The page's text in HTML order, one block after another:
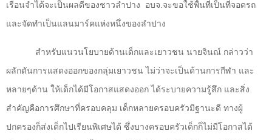
เรือนจำได้จะเป็นผลดีของชาวลำปาง
อบจ.จะขอใช้พื้นที่เป็นที่จอดรถ
และจัดทำเป็นแลนมาร์คแห่งหนึ่งของลำปาง
สำหรับแนวนโยบายด้านเด็กและเยาวชน นายจินณ์ กล่าวว่า
ผลักดันการแสดงออกของกลุ่มเยาวชน ไม่ว่าจะเป็นด้านการกีฬา และ
หลายๆด้าน ให้เด็กได้มีโอกาสแสดงออก ได้ระบายความรู้สึก และสิ่ง
สำคัญคือการศึกษาที่ครอบคลุม เด็กหลายครอบครัวมีฐานะดี ทางผู้
ปกครองก็ส่งเด็กไปเรียนพิเศษได้ ซึ่งบางครอบครัวเด็กก็ไม่มีโอกาสได้